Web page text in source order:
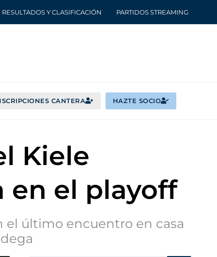
RESULTADOS Y CLASIFICACIÓN PARTIDOS STREAMING
CANTERA HAZTE SOCIO
Kiele
en el playoff
el último encuentro en casa